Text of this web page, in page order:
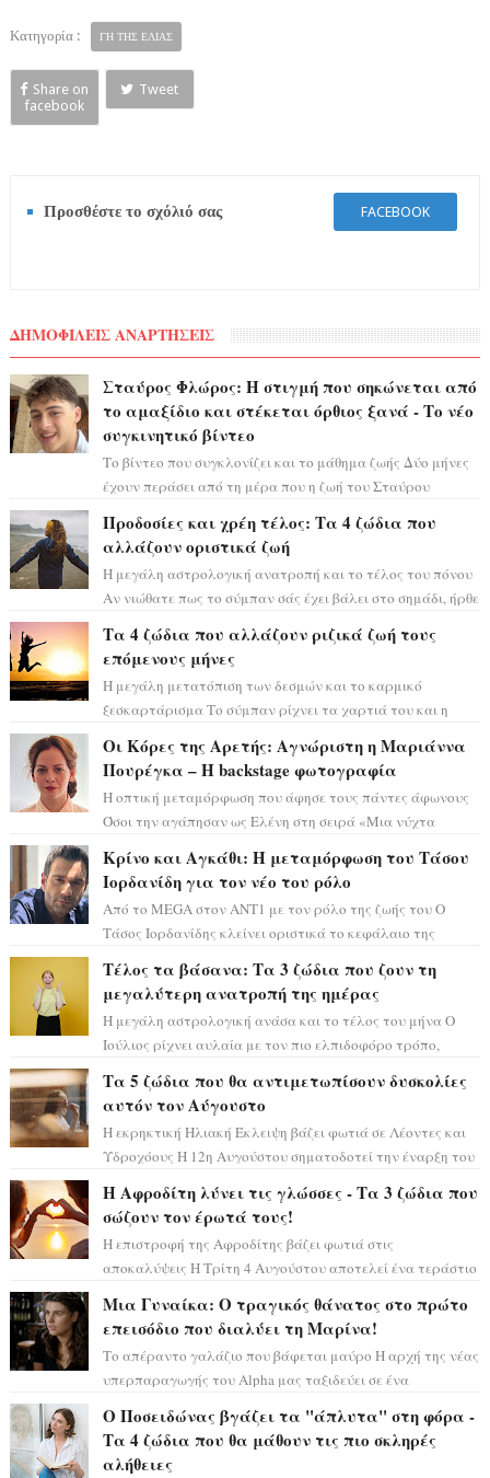
Κατηγορία : ΓΗ ΤΗΣ ΕΛΙΑΣ
Share on
facebook
Tweet
Προσθέστε το σχόλιό σας FACEBOOK
ΔΗΜΟΦΙΛΕΙΣ ΑΝΑΡΤΗΣΕΙΣ
Σταύρος Φλώρος: Η στιγμή που σηκώνεται από
το αμαξίδιο και στέκεται όρθιος ξανά - Το νέο
συγκινητικό βίντεο
Το βίντεο που συγκλονίζει και το μάθημα ζωής Δύο μήνες
έχουν περάσει από τη μέρα που η ζωή του Σταύρου
Προδοσίες και χρέη τέλος: Τα 4 ζώδια που
αλλάζουν οριστικά ζωή
Η μεγάλη αστρολογική ανατροπή και το τέλος του πόνου
Αν νιώθατε πως το σύμπαν σάς έχει βάλει στο σημάδι, ήρθε
Τα 4 ζώδια που αλλάζουν ριζικά ζωή τους
επόμενους μήνες
Η μεγάλη μετατόπιση των δεσμών και το καρμικό
ξεσκαρτάρισμα Το σύμπαν ρίχνει τα χαρτιά του και η
Οι Κόρες της Αρετής: Αγνώριστη η Μαριάννα
Πουρέγκα – H backstage φωτογραφία
Η οπτική μεταμόρφωση που άφησε τους πάντες άφωνους
Όσοι την αγάπησαν ως Ελένη στη σειρά «Μια νύχτα
Κρίνο και Αγκάθι: Η μεταμόρφωση του Τάσου
Ιορδανίδη για τον νέο του ρόλο
Από το MEGA στον ΑΝΤ1 με τον ρόλο της ζωής του Ο
Τάσος Ιορδανίδης κλείνει οριστικά το κεφάλαιο της
Τέλος τα βάσανα: Τα 3 ζώδια που ζουν τη
μεγαλύτερη ανατροπή της ημέρας
Η μεγάλη αστρολογική ανάσα και το τέλος του μήνα Ο
Ιούλιος ρίχνει αυλαία με τον πιο ελπιδοφόρο τρόπο,
Τα 5 ζώδια που θα αντιμετωπίσουν δυσκολίες
αυτόν τον Αύγουστο
Η εκρηκτική Ηλιακή Έκλειψη βάζει φωτιά σε Λέοντες και
Υδροχόους Η 12η Αυγούστου σηματοδοτεί την έναρξη του
Η Αφροδίτη λύνει τις γλώσσες - Τα 3 ζώδια που
σώζουν τον έρωτά τους!
Η επιστροφή της Αφροδίτης βάζει φωτιά στις
αποκαλύψεις Η Τρίτη 4 Αυγούστου αποτελεί ένα τεράστιο
Μια Γυναίκα: Ο τραγικός θάνατος στο πρώτο
επεισόδιο που διαλύει τη Μαρίνα!
Το απέραντο γαλάζιο που βάφεται μαύρο Η αρχή της νέας
υπερπαραγωγής του Alpha μας ταξιδεύει σε ένα
Ο Ποσειδώνας βγάζει τα "άπλυτα" στη φόρα -
Τα 4 ζώδια που θα μάθουν τις πιο σκληρές
αλήθειες